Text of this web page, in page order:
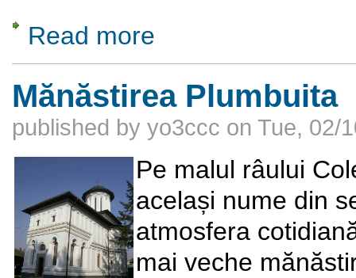
Read more
Mănăstirea Plumbuita
published by yo3ccc on Tue, 02/
Pe malul râului
același nume din
atmosfera
mai veche